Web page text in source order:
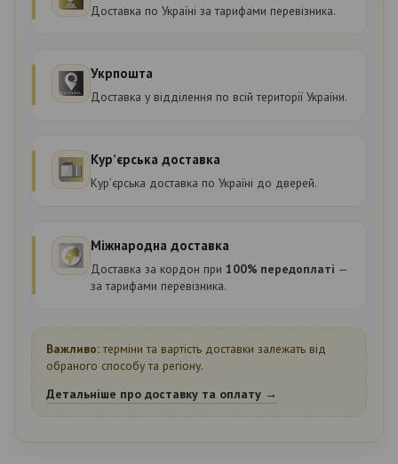
Доставка по Україні за тарифами перевізника.
Укрпошта
Доставка у відділення по всій території України.
Курʼєрська доставка
Курʼєрська доставка по Україні до дверей.
Міжнародна доставка
Доставка за кордон при 100% передоплаті —
за тарифами перевізника.
Важливо:терміни та вартість доставки залежать від
обраного способу та регіону.
Детальніше про доставку та оплату →